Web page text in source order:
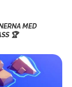
MED
🏆